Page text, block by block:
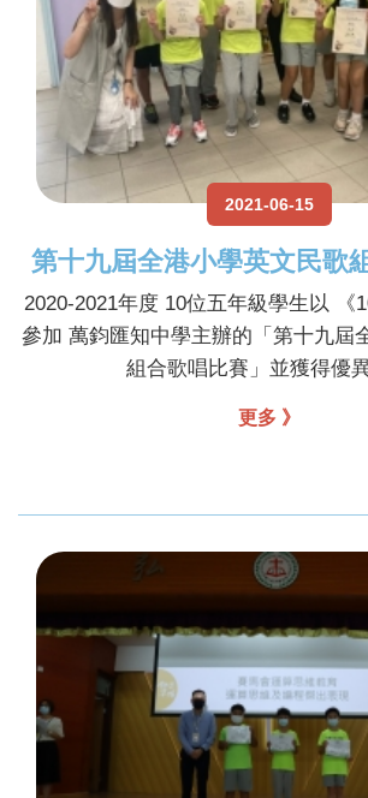
2021-06-15
第十九屆全港小學英文民歌
2020-2021年度 10位五年級學生以 《
參加 萬鈞匯知中學主辦的「第十九屆
組合歌唱比賽」並獲得優異
更多 》